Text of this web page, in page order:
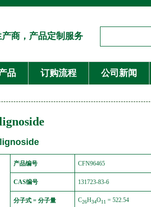
商，产品定制服务
品 订购流程 公司新闻
产品编号 CFN96465
CAS编号 131723-83-6
分子式 = 分子量 C26H34O11 = 522.54